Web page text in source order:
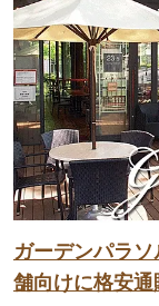
ガーデンパラ
舗向けに格安通